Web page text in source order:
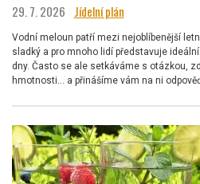
29. 7. 2026 Jídelní plán
Vodní meloun patří mezi nejoblíbenější
sladký a pro mnoho lidí představuje
dny. Často se ale setkáváme s otázkou,
hmotnosti… a přinášíme vám na ni